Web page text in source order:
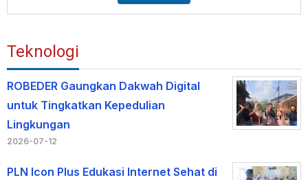
Teknologi
ROBEDER Gaungkan Dakwah Digital
untuk Tingkatkan Kepedulian
Lingkungan
2026-07-12
PLN Icon Plus Edukasi Internet Sehat di